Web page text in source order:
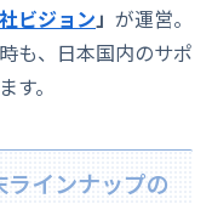
ビジョン 」 が運営。
も、日本国内のサポ
。
インナップの